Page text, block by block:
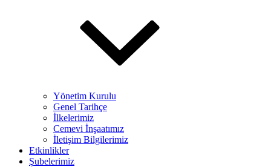
Yönetim Kurulu
Genel Tarihçe
İlkelerimiz
Cemevi İnşaatımız
İletişim Bilgilerimiz
Etkinlikler
Şubelerimiz